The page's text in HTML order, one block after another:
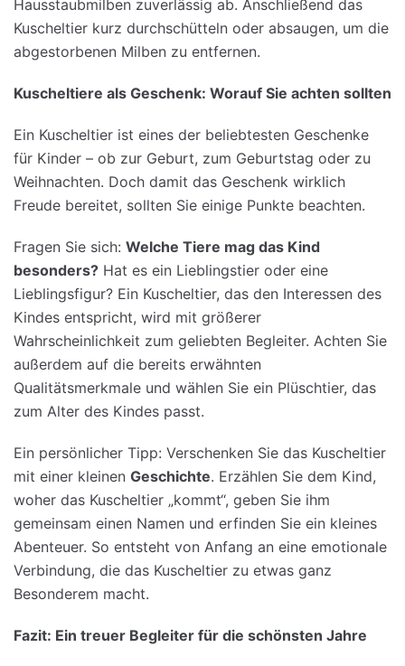
Hausstaubmilben zuverlässig ab. Anschließend das
Kuscheltier kurz durchschütteln oder absaugen, um die
abgestorbenen Milben zu entfernen.
Kuscheltiere als Geschenk: Worauf Sie achten sollten
Ein Kuscheltier ist eines der beliebtesten Geschenke
für Kinder – ob zur Geburt, zum Geburtstag oder zu
Weihnachten. Doch damit das Geschenk wirklich
Freude bereitet, sollten Sie einige Punkte beachten.
Fragen Sie sich: Welche Tiere mag das Kind
besonders? Hat es ein Lieblingstier oder eine
Lieblingsfigur? Ein Kuscheltier, das den Interessen des
Kindes entspricht, wird mit größerer
Wahrscheinlichkeit zum geliebten Begleiter. Achten Sie
außerdem auf die bereits erwähnten
Qualitätsmerkmale und wählen Sie ein Plüschtier, das
zum Alter des Kindes passt.
Ein persönlicher Tipp: Verschenken Sie das Kuscheltier
mit einer kleinen Geschichte. Erzählen Sie dem Kind,
woher das Kuscheltier „kommt“, geben Sie ihm
gemeinsam einen Namen und erfinden Sie ein kleines
Abenteuer. So entsteht von Anfang an eine emotionale
Verbindung, die das Kuscheltier zu etwas ganz
Besonderem macht.
Fazit: Ein treuer Begleiter für die schönsten Jahre